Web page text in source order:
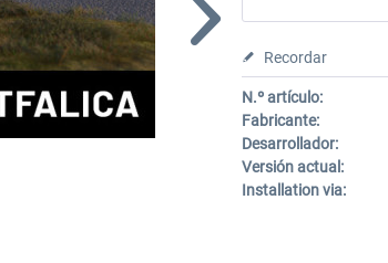
Recordar
N.º artículo:
Fabricante:
Desarrollador:
Versión actual:
Installation via: